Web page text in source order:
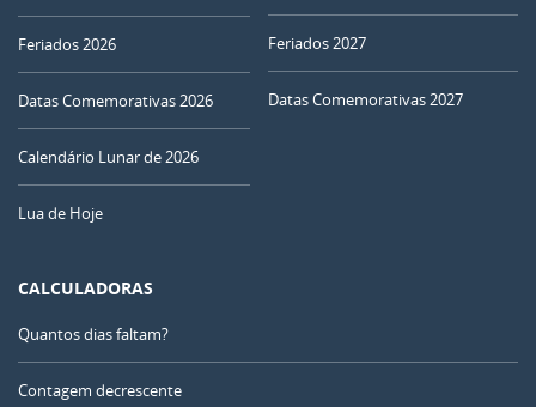
Feriados 2026
Datas Comemorativas 2026
Calendário Lunar de 2026
Lua de Hoje
Feriados 2027
Datas Comemorativas 2027
CALCULADORAS
Quantos dias faltam?
Contagem decrescente